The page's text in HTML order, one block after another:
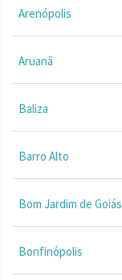
Arenópolis
Aruanã
Baliza
Barro Alto
Bom Jardim de Goiás
Bonfinópolis